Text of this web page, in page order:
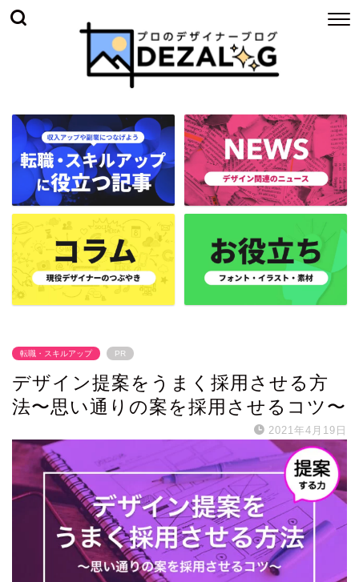
転職・スキルアップ PR
デザイン提案をうまく採用させる方
法〜思い通りの案を採用させるコツ〜
2021年4月19日